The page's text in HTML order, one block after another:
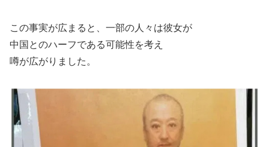
この事実が広まると、一部の人々は彼女が
中国とのハーフである可能性を考え
噂が広がりました。